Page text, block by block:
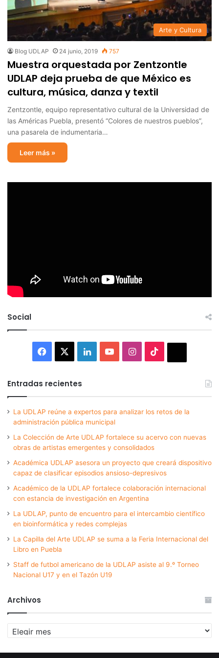
Arte y Cultura
Blog UDLAP 24 junio, 2019 757
Muestra orquestada por Zentzontle
UDLAP deja prueba de que México es
cultura, música, danza y textil
Zentzontle, equipo representativo cultural de la Universidad de
las Américas Puebla, presentó “Colores de nuestros pueblos”,
una pasarela de indumentaria…
Leer más »
Social
Facebook LinkedInYouTubeInstagram
Entradas recientes
La UDLAP reúne a expertos para analizar los retos de la
administración pública municipal
La Colección de Arte UDLAP fortalece su acervo con nuevas
obras de artistas emergentes y consolidados
Académica UDLAP asesora un proyecto que creará dispositivo
capaz de clasificar episodios ansioso-depresivos
Académico de la UDLAP fortalece colaboración internacional
con estancia de investigación en Argentina
La UDLAP, punto de encuentro para el intercambio científico
en bioinformática y redes complejas
La Capilla del Arte UDLAP se suma a la Feria Internacional del
Libro en Puebla
Staff de futbol americano de la UDLAP asiste al 9.º Torneo
Nacional U17 y en el Tazón U19
Archivos
Archivos